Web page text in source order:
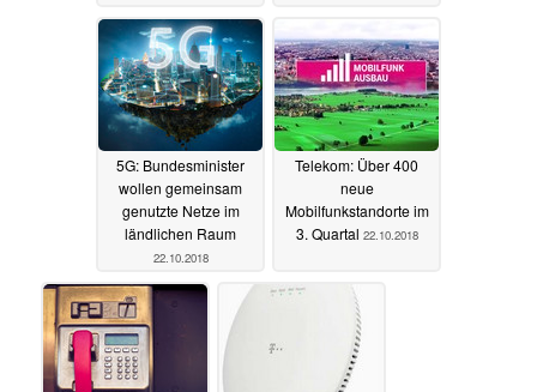
5G: Bundesminister
wollen gemeinsam
genutzte Netze im
ländlichen Raum
22.10.2018
Telekom: Über 400
neue
Mobilfunkstandorte im
3. Quartal 22.10.2018